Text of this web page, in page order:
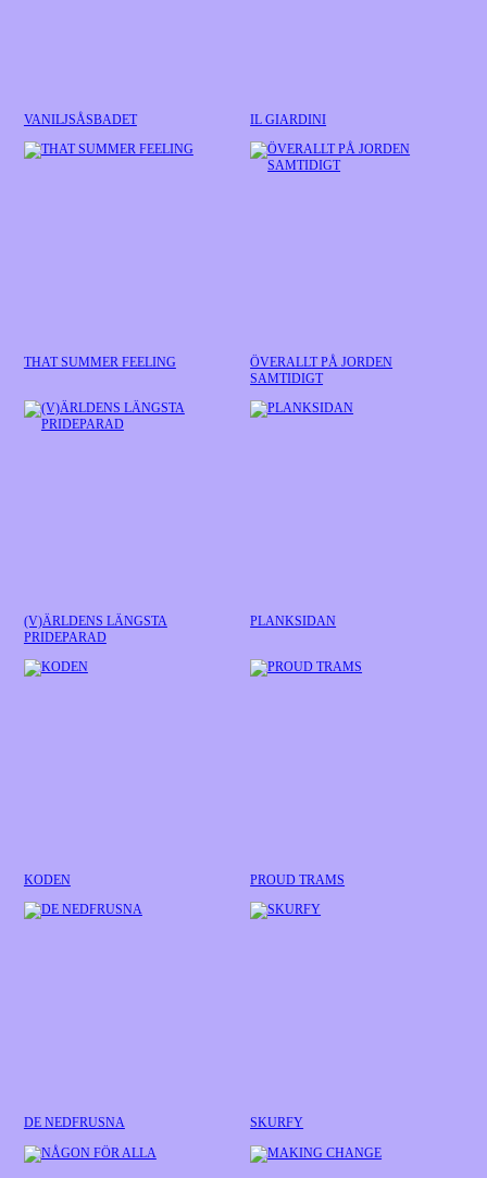
VANILJSÅSBADET IL GIARDINI
THAT SUMMER FEELING
ÖVERALLT PÅ JORDEN
SAMTIDIGT
(V)ÄRLDENS LÄNGSTA
PRIDEPARAD
PLANKSIDAN
KODEN PROUD TRAMS
DE NEDFRUSNA SKURFY